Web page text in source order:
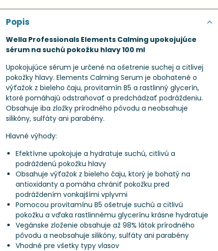
Popis
Wella Professionals Elements Calming upokojujúce
sérum na suchú pokožku hlavy 100 ml
Upokojujúce sérum je určené na ošetrenie suchej a citlivej
pokožky hlavy. Elements Calming Serum je obohatené o
výťažok z bieleho čaju, provitamín B5 a rastlinný glycerín,
ktoré pomáhajú odstraňovať a predchádzať podráždeniu.
Obsahuje iba zložky prírodného pôvodu a neobsahuje
silikóny, sulfáty ani parabény.
Hlavné výhody:
Efektívne upokojuje a hydratuje suchú, citlivú a
podráždenú pokožku hlavy
Obsahuje výťažok z bieleho čaju, ktorý je bohatý na
antioxidanty a pomáha chrániť pokožku pred
podráždením vonkajšími vplyvmi
Pomocou provitamínu B5 ošetruje suchú a citlivú
pokožku a vďaka rastlinnému glycerínu krásne hydratuje
Vegánske zloženie obsahuje až 98% látok prírodného
pôvodu a neobsahuje silikóny, sulfáty ani parabény
Vhodné pre všetky typy vlasov